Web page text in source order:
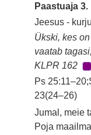
Paastuaja
Jeesus -
Ükski, kes
vaatab
KLPR 162
Ps
23(24–26)
Jumal, meie
Poja